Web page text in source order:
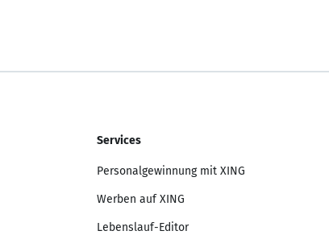
Services
Personalgewinnung mit XING
Werben auf XING
Lebenslauf-Editor